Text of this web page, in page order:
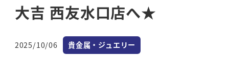
大吉 西友水口店へ★
投稿日
2025/10/06 カテゴリー
貴金属・ジュエリー